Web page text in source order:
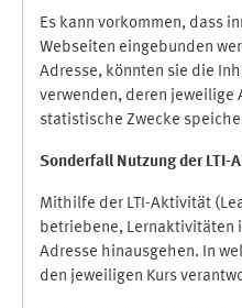
Es kann vorkommen, dass
Webseiten eingebunden
Adresse, könnten sie die
verwenden, deren jeweilige
statistische Zwecke
Sonderfall Nutzung der LTI-
Mithilfe der LTI-Aktivität
betriebene, Lernaktivitäten
Adresse hinausgehen. In
den jeweiligen Kurs